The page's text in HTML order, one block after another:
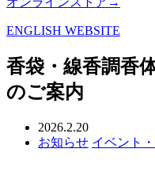
ENGLISH WEBSITE
香袋・線香調香
のご案内
2026.2.20
お知らせ イベント